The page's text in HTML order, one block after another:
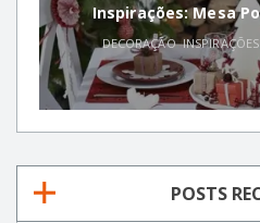
Inspirações: Mesa
DECORAÇÃO,INSPIRAÇÕES
POSTS